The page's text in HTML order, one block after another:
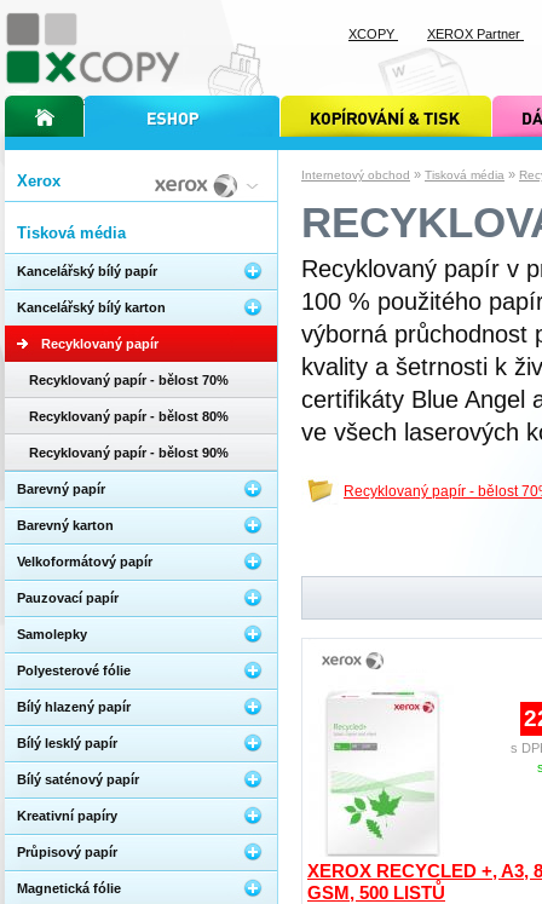
Internetový obchod » Tisková média »
Recyklovaný papír v
100 % použitého
výborná průchodnost
kvality a šetrnosti k
certifikáty Blue Angel
ve všech laserových
Recyklovaný papír - bělost
XEROX RECYCLED +, A3,
GSM, 500 LISTŮ
s
Xerox
Tisková média
Kancelářský bílý papír
Kancelářský bílý karton
Recyklovaný papír
Recyklovaný papír - bělost 70%
Recyklovaný papír - bělost 80%
Recyklovaný papír - bělost 90%
Barevný papír
Barevný karton
Velkoformátový papír
Pauzovací papír
Samolepky
Polyesterové fólie
Bílý hlazený papír
Bílý lesklý papír
Bílý saténový papír
Kreativní papíry
Průpisový papír
Magnetická fólie
úvodní stránka xcopyinternetový obchod xcopy kopírování a tisk xcopy dárkové
XCOPY XEROX Partner